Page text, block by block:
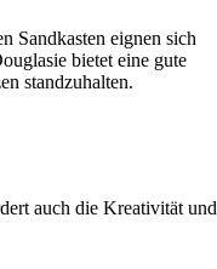
Sandkasten eignen sich
bietet eine gute
standzuhalten.
auch die Kreativität und